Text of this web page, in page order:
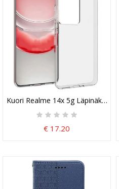
Kuori Realme 14x 5g Läpinäkyvä
€ 17.20